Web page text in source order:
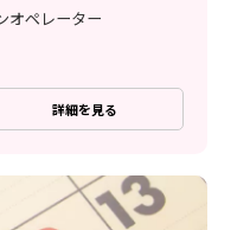
オペレーター
詳細を見る